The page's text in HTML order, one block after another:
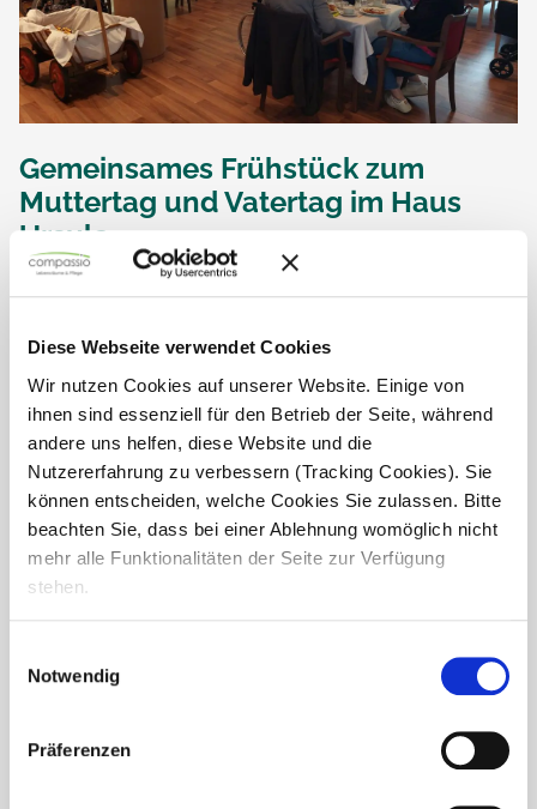
Diese Webseite verwendet Cookies
Wir nutzen Cookies auf unserer Website. Einige von
ihnen sind essenziell für den Betrieb der Seite, während
andere uns helfen, diese Website und die
Nutzererfahrung zu verbessern (Tracking Cookies). Sie
können entscheiden, welche Cookies Sie zulassen. Bitte
beachten Sie, dass bei einer Ablehnung womöglich nicht
mehr alle Funktionalitäten der Seite zur Verfügung
stehen.
Notwendig
Präferenzen
Gemeinsames Frühstück zum
Muttertag und Vatertag im Haus
Ursula
gemeinsam mit ihren Angehörigen zu einem...